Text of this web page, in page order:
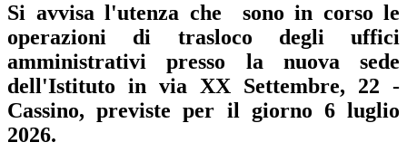
Si avvisa l'utenza che sono in corso le
operazioni di trasloco degli uffici
amministrativi presso la nuova sede
dell'Istituto in via XX Settembre, 22 -
Cassino, previste per il giorno 6 luglio
2026.